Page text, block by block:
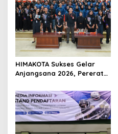
a
t
i
o
n
HIMAKOTA Sukses Gelar
Anjangsana 2026, Pererat
Anggota